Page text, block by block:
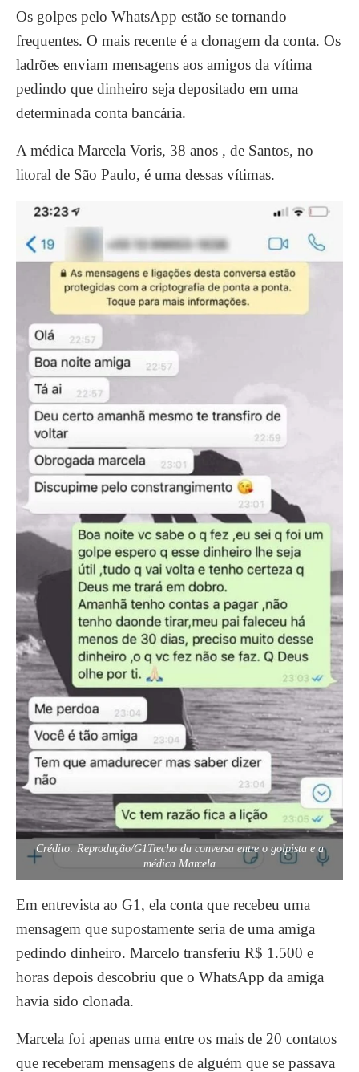
Os golpes pelo WhatsApp estão se tornando
frequentes. O mais recente é a clonagem da conta. Os
ladrões enviam mensagens aos amigos da vítima
pedindo que dinheiro seja depositado em uma
determinada conta bancária.
A médica Marcela Voris, 38 anos , de Santos, no
litoral de São Paulo, é uma dessas vítimas.
Crédito: Reprodução/G1Trecho da conversa entre o golpista e a
médica Marcela
Em entrevista ao G1, ela conta que recebeu uma
mensagem que supostamente seria de uma amiga
pedindo dinheiro. Marcelo transferiu R$ 1.500 e
horas depois descobriu que o WhatsApp da amiga
havia sido clonada.
Marcela foi apenas uma entre os mais de 20 contatos
que receberam mensagens de alguém que se passava